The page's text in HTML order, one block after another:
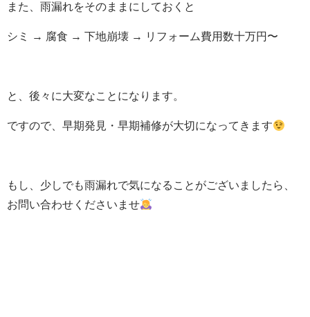
また、雨漏れをそのままにしておくと
シミ → 腐食 → 下地崩壊 → リフォーム費用数十万円〜
と、後々に大変なことになります。
ですので、早期発見・早期補修が大切になってきます
もし、少しでも雨漏れで気になることがございましたら、
お問い合わせくださいませ